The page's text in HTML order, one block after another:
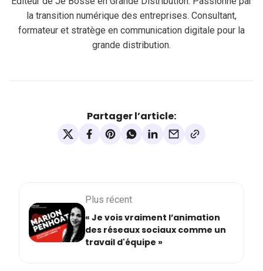
la transition numérique des entreprises. Consultant,
formateur et stratège en communication digitale pour la
grande distribution.
Partager l’article:
Plus récent
« Je vois vraiment l’animation
des réseaux sociaux comme un
travail d'équipe »